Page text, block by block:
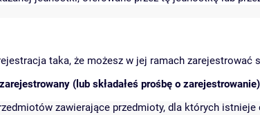
taka, że możesz w jej ramach zarejestrować
(lub składałeś prośbę o
zawierające przedmioty, dla których